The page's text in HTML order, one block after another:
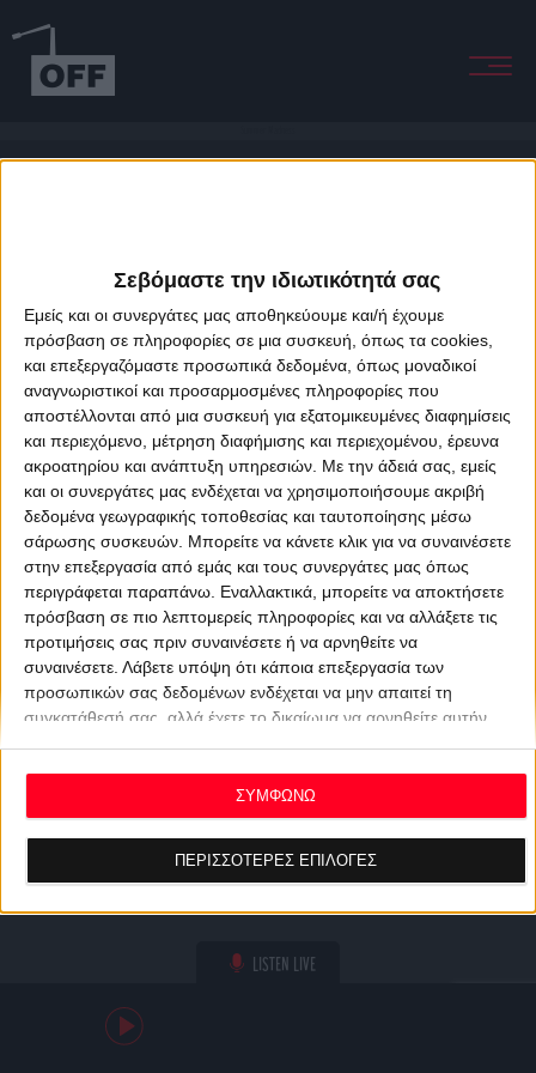
Σεβόμαστε την ιδιωτικότητά σας
Εμείς και οι συνεργάτες μας αποθηκεύουμε και/ή έχουμε
πρόσβαση σε πληροφορίες σε μια συσκευή, όπως τα cookies,
και επεξεργαζόμαστε προσωπικά δεδομένα, όπως μοναδικοί
αναγνωριστικοί και προσαρμοσμένες πληροφορίες που
αποστέλλονται από μια συσκευή για εξατομικευμένες διαφημίσεις
και περιεχόμενο, μέτρηση διαφήμισης και περιεχομένου, έρευνα
ακροατηρίου και ανάπτυξη υπηρεσιών. Με την άδειά σας, εμείς
και οι συνεργάτες μας ενδέχεται να χρησιμοποιήσουμε ακριβή
δεδομένα γεωγραφικής τοποθεσίας και ταυτοποίησης μέσω
σάρωσης συσκευών. Μπορείτε να κάνετε κλικ για να συναινέσετε
στην επεξεργασία από εμάς και τους συνεργάτες μας όπως
περιγράφεται παραπάνω. Εναλλακτικά, μπορείτε να αποκτήσετε
πρόσβαση σε πιο λεπτομερείς πληροφορίες και να αλλάξετε τις
προτιμήσεις σας πριν συναινέσετε ή να αρνηθείτε να
συναινέσετε. Λάβετε υπόψη ότι κάποια επεξεργασία των
προσωπικών σας δεδομένων ενδέχεται να μην απαιτεί τη
συγκατάθεσή σας, αλλά έχετε το δικαίωμα να αρνηθείτε αυτήν
ανακαλέσετε τη συγκατάθεσή σας ανά πάσα στιγμή
επιστρέφοντας σε αυτόν τον ιστότοπο και κάνοντας κλικ στο
κουμπί "Απορρήτου" στο κάτω μέρος της ιστοσελίδας.
ΠΕΡΙΣΣΟΤΕΡΕΣ ΕΠΙΛΟΓΕΣ
ΣΥΜΦΩΝΩ
LISTEN LIVE
About Offradio Business Class Terms & Conditions
Privacy Policy
Designed & developed byporcupine colors&Fotis Alexandrou